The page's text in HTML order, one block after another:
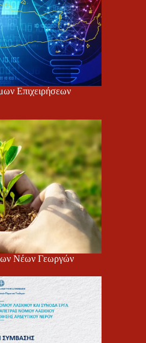
Επιχειρήσεων
Νέων Γεωργών